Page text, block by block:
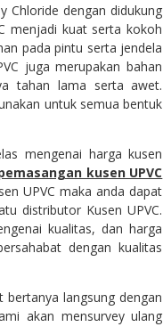
Chloride dengan didukung
menjadi kuat serta kokoh
pada pintu serta jendela
juga merupakan bahan
tahan lama serta awet.
untuk semua bentuk
mengenai harga kusen
kusen UPVC
UPVC maka anda dapat
distributor Kusen UPVC.
kualitas, dan harga
dengan kualitas
bertanya langsung dengan
akan mensurvey ulang